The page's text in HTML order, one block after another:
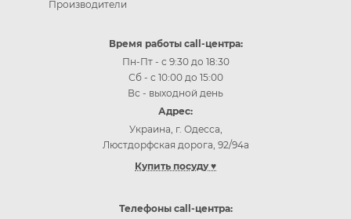
Производители
Время работы call-центра:
Пн-Пт - с 9:30 до 18:30
Сб - с 10:00 до 15:00
Вс - выходной день
Адрес:
Украина, г. Одесса,
Люстдорфская дорога, 92/94а
Купить посуду ♥
Телефоны call-центра: